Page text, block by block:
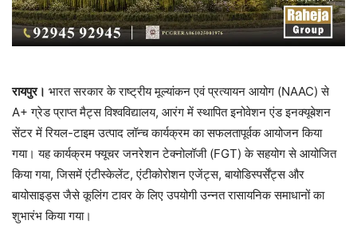
रायपुर। भारत सरकार के राष्ट्रीय मूल्यांकन एवं प्रत्यायन आयोग (NAAC) से
A+ ग्रेड प्राप्त मैट्स विश्वविद्यालय, आरंग में स्थापित इनोवेशन एंड इनक्यूबेशन
सेंटर में रियल-टाइम उत्पाद लॉन्च कार्यक्रम का सफलतापूर्वक आयोजन किया
गया। यह कार्यक्रम फ्यूचर जनरेशन टेक्नोलॉजी (FGT) के सहयोग से आयोजित
किया गया, जिसमें एंटीस्केलेंट, एंटीकोरोशन एजेंट्स, बायोडिस्पर्सेंट्स और
बायोसाइड्स जैसे कूलिंग टावर के लिए उपयोगी उन्नत रासायनिक समाधानों का
शुभारंभ किया गया।